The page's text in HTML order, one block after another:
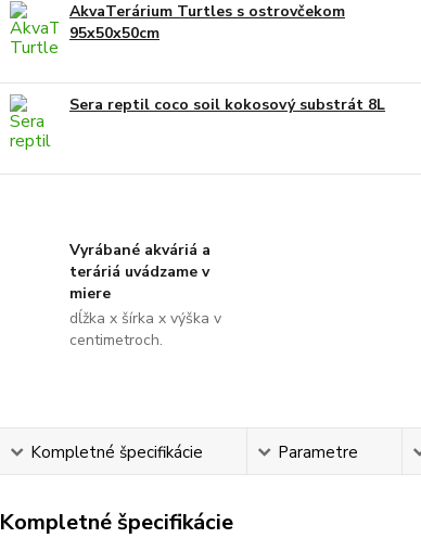
AkvaTerárium Turtles s ostrovčekom
95x50x50cm
Sera reptil coco soil kokosový substrát 8L
Vyrábané akváriá a
teráriá uvádzame v
miere
dĺžka x šírka x výška v
centimetroch.
Kompletné špecifikácie Parametre
Kompletné špecifikácie